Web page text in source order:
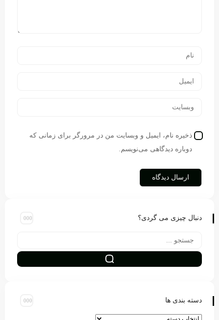
ذخیره نام، ایمیل و وبسایت من در مرورگر برای زمانی که
دوباره دیدگاهی می‌نویسم.
دنبال چیزی می گردی؟
دسته بندی ها